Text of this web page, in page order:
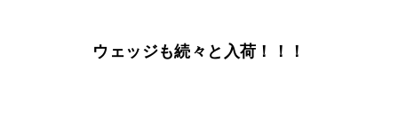
ウェッジも続々と入荷！！！